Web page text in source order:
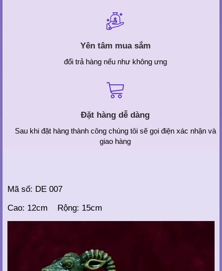
Yên tâm mua sắm
đổi trả hàng nếu như không ưng
Đặt hàng dễ dàng
Sau khi đặt hàng thành công chúng tôi sẽ gọi điện xác nhận và
giao hàng
Mã số: DE 007
Cao: 12cm Rộng: 15cm